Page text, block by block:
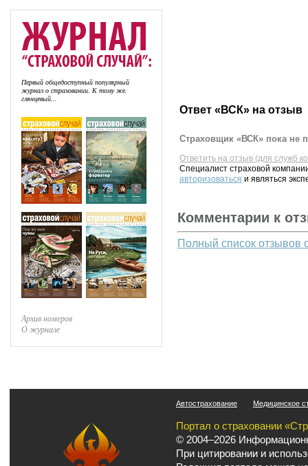
Первый общедоступный популярный
журнал о страховании. К тому же,
глянцевый...
Архив номеров
О журнале
Ответ «ВСК» на отзыв
Страховщик «ВСК» пока не
Ответить на отзыв (для служб
Специалист страховой
авторизоваться и являться
Комментарии к
Полный список отзывов
Автострахование Медицинское
Портал о страховании
© 2004–2026
При цитировании и